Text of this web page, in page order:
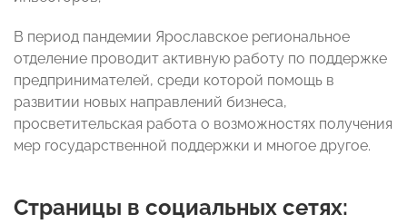
В период пандемии Ярославское региональное
отделение проводит активную работу по поддержке
предпринимателей, среди которой помощь в
развитии новых направлений бизнеса,
просветительская работа о возможностях получения
мер государственной поддержки и многое другое.
Страницы в социальных сетях: